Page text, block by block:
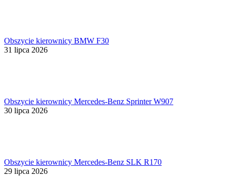
Obszycie kierownicy BMW F30
31 lipca 2026
Obszycie kierownicy Mercedes-Benz Sprinter W907
30 lipca 2026
Obszycie kierownicy Mercedes-Benz SLK R170
29 lipca 2026